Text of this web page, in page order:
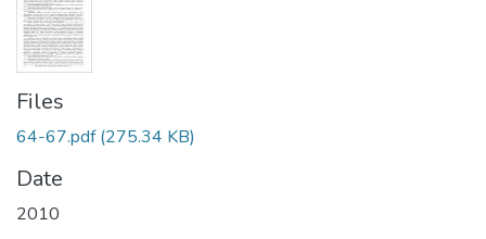
Files
64-67.pdf(275.34 KB)
Date
2010